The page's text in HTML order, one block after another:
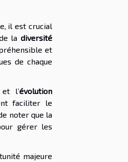
il est crucial
la diversité
et
de chaque
et l’évolution
faciliter le
noter que la
gérer les
majeure